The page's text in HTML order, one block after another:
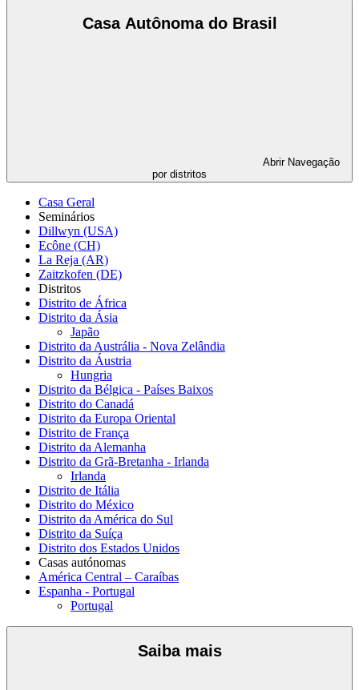
Casa Autônoma do Brasil
AbrirNavegação
por distritos
Casa Geral
Seminários
Dillwyn (USA)
Ecône (CH)
La Reja (AR)
Zaitzkofen (DE)
Distritos
Distrito de África
Distrito da Ásia
Japão
Distrito da Austrália - Nova Zelândia
Distrito da Áustria
Hungria
Distrito da Bélgica - Países Baixos
Distrito do Canadá
Distrito da Europa Oriental
Distrito de França
Distrito da Alemanha
Distrito da Grã-Bretanha - Irlanda
Irlanda
Distrito de Itália
Distrito do México
Distrito da América do Sul
Distrito da Suíça
Distrito dos Estados Unidos
Casas autónomas
América Central – Caraíbas
Espanha - Portugal
Portugal
Saiba mais